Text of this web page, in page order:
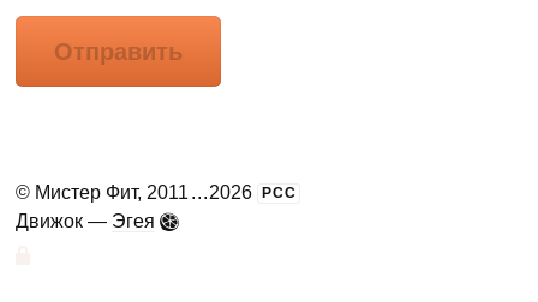
Отправить
© Мистер Фит, 2011...2026 РСС
Движок — Эгея